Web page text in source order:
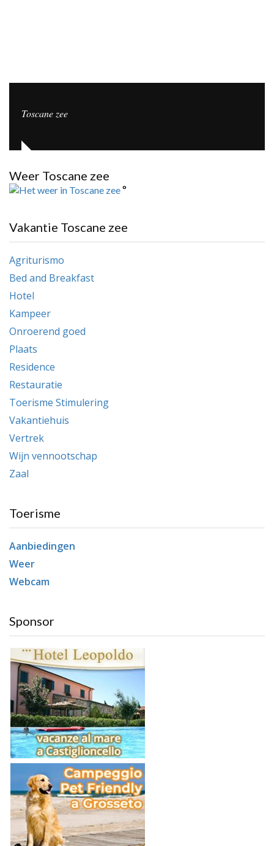
Toscane zee
Weer Toscane zee
°
Vakantie Toscane zee
Agriturismo
Bed and Breakfast
Hotel
Kampeer
Onroerend goed
Plaats
Residence
Restauratie
Toerisme Stimulering
Vakantiehuis
Vertrek
Wijn vennootschap
Zaal
Toerisme
Aanbiedingen
Weer
Webcam
Sponsor